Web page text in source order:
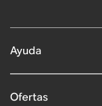
Ayuda
Ofertas